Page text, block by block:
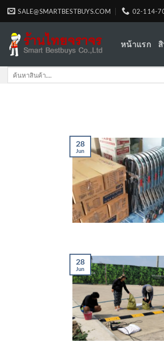
Skip
SALE@SMARTBESTBUYS.COM 02-114-
หน้าแรก
Search
28
Jun
28
Jun